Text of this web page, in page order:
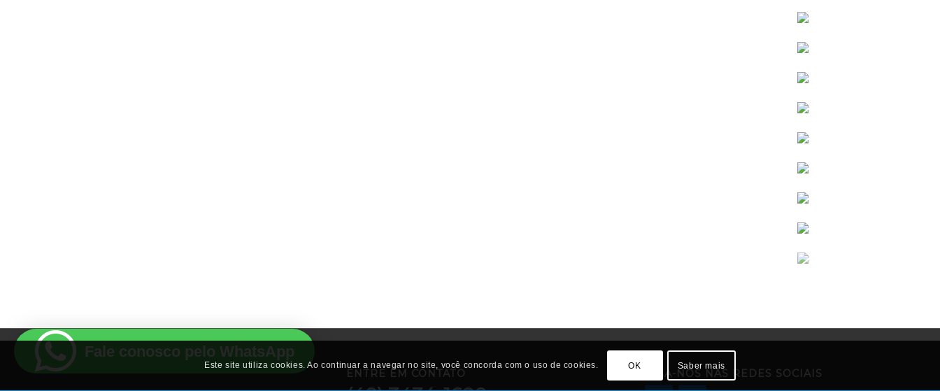
ENTRE EM CONTATO SIGA-NOS NAS REDES SOCIAIS
Este site utiliza cookies. Ao continuar a navegar no site, você concorda com o uso de cookies. OK Saber mais
Fale conosco pelo WhatsApp